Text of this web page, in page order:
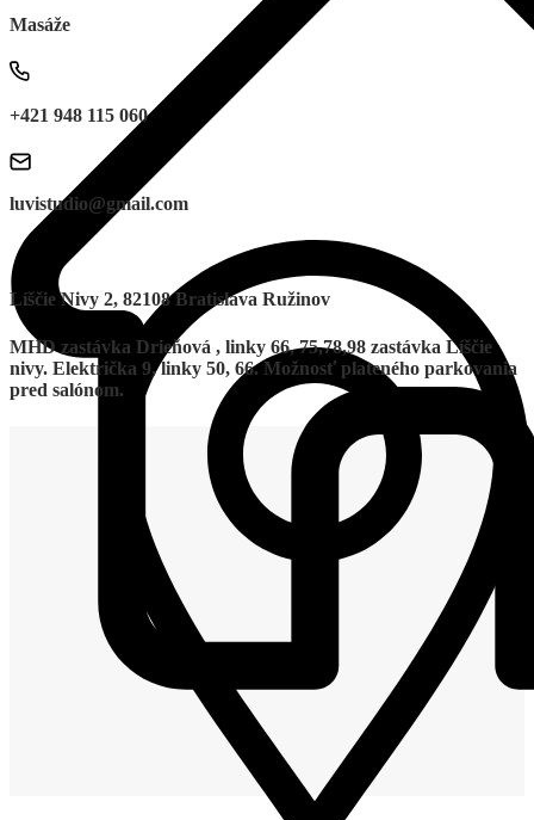
Masáže
+421 948 115 060
luvistudio@gmail.com
Líščie Nivy 2, 82108 Bratislava Ružinov
MHD zastávka Drieňová , linky 66, 75,78,98 zastávka Líščie
nivy. Električka 9, linky 50, 66. Možnosť plateného parkovania
pred salónom.